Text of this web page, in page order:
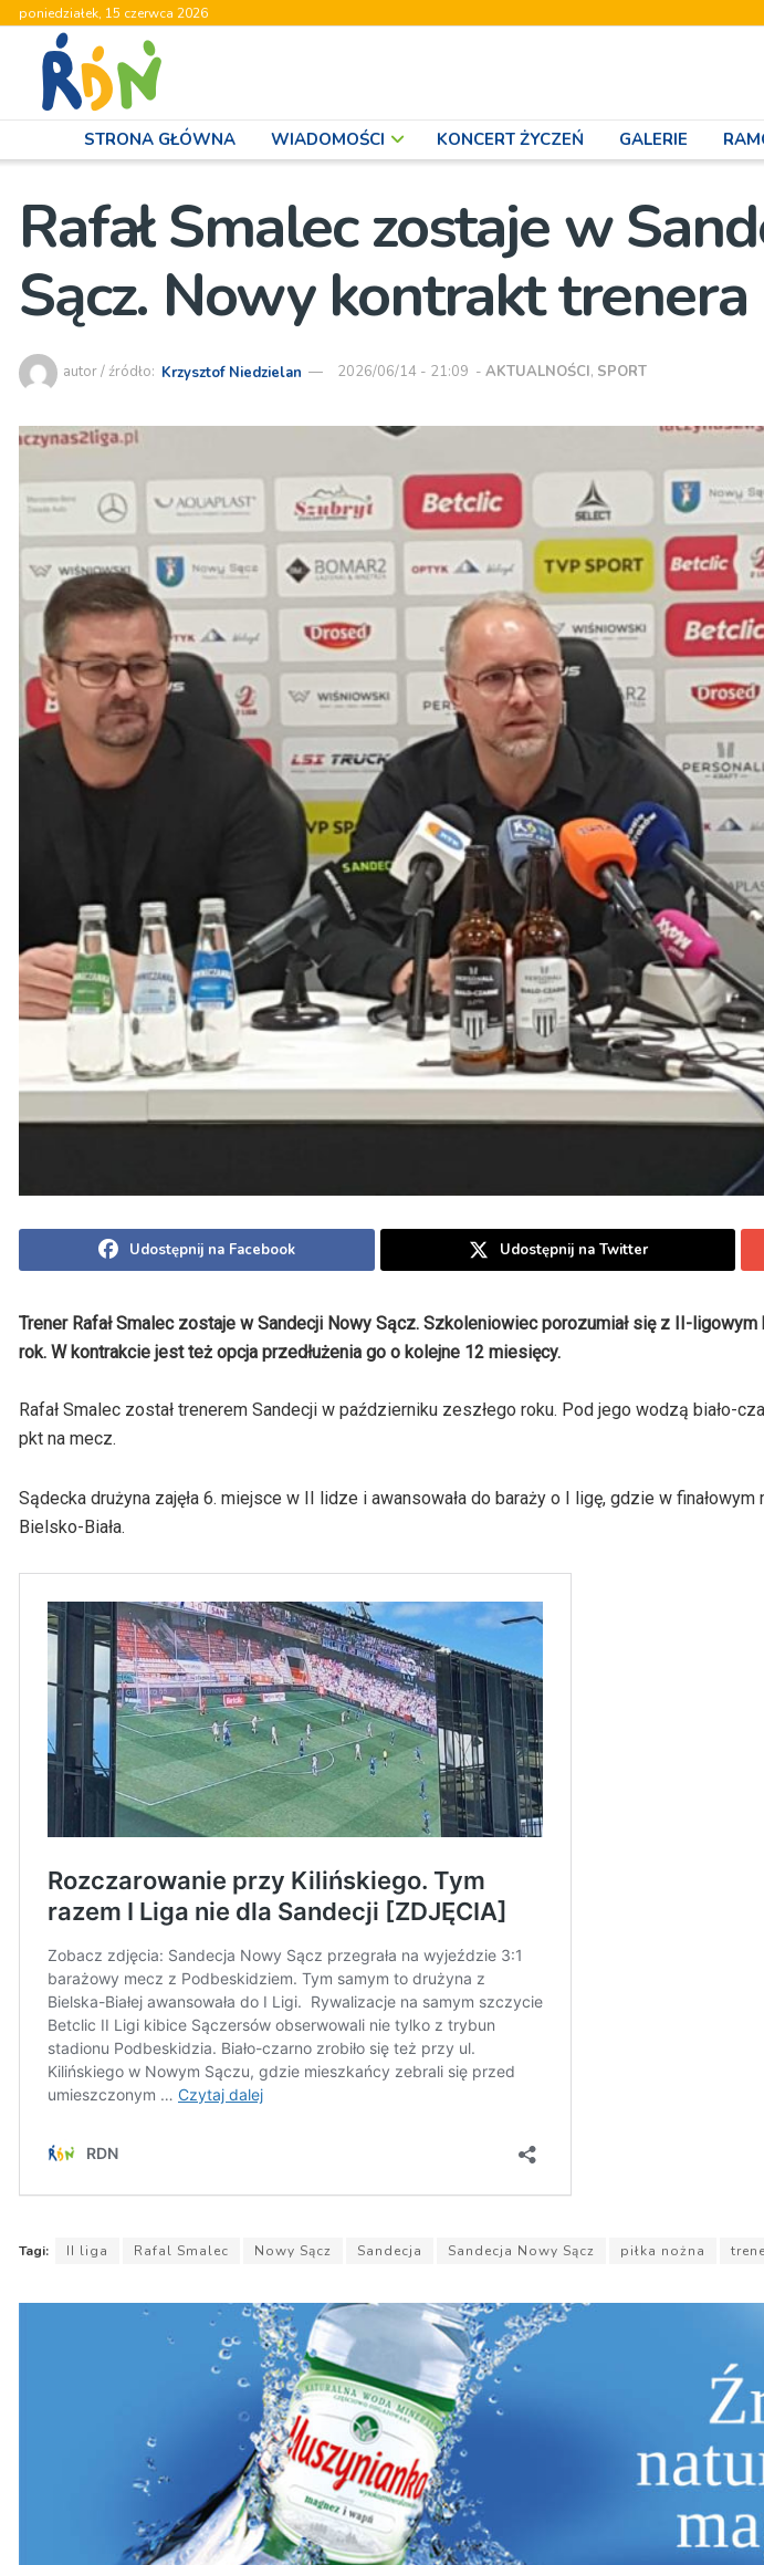
poniedziałek, 15 czerwca 2026
STRONA GŁÓWNA WIADOMOŚCI KONCERT ŻYCZEŃ GALERIE
Rafał Smalec zostaje w
Sącz. Nowy kontrakt trenera
autor / źródło: Krzysztof Niedzielan 2026/06/14 - 21:09 - AKTUALNOŚCI, SPORT
Udostępnij na Facebook Udostępnij na Twitter
Trener Rafał Smalec zostaje w Sandecji Nowy Sącz. Szkoleniowiec porozumiał się z II-
rok. W kontrakcie jest też opcja przedłużenia go o kolejne 12 miesięcy.
Rafał Smalec został trenerem Sandecji w październiku zeszłego roku. Pod jego wodzą biało-
pkt na mecz.
Sądecka drużyna zajęła 6. miejsce w II lidze i awansowała do baraży o I ligę, gdzie w
Bielsko-Biała.
Tagi: II liga Rafal Smalec Nowy Sącz Sandecja Sandecja Nowy Sącz piłka nożna